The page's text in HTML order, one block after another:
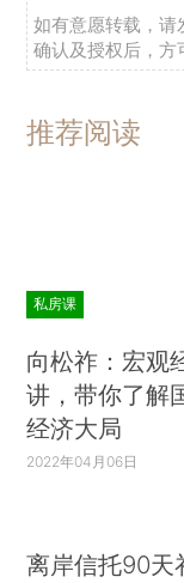
如有意愿转载，请
确认及授权后，方
推荐阅读
私房课
向松祚：宏观
讲，带你了解
经济大局
2022年04月06日
离岸信托90天